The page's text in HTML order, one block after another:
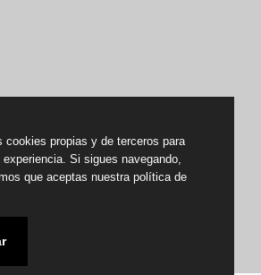
cookies propias y de terceros para
experiencia. Si sigues navegando,
que aceptas nuestra política de